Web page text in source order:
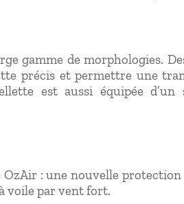
gamme de morphologies.
précis et permettre une
est aussi équipée d’un
: une nouvelle
voile par vent fort.